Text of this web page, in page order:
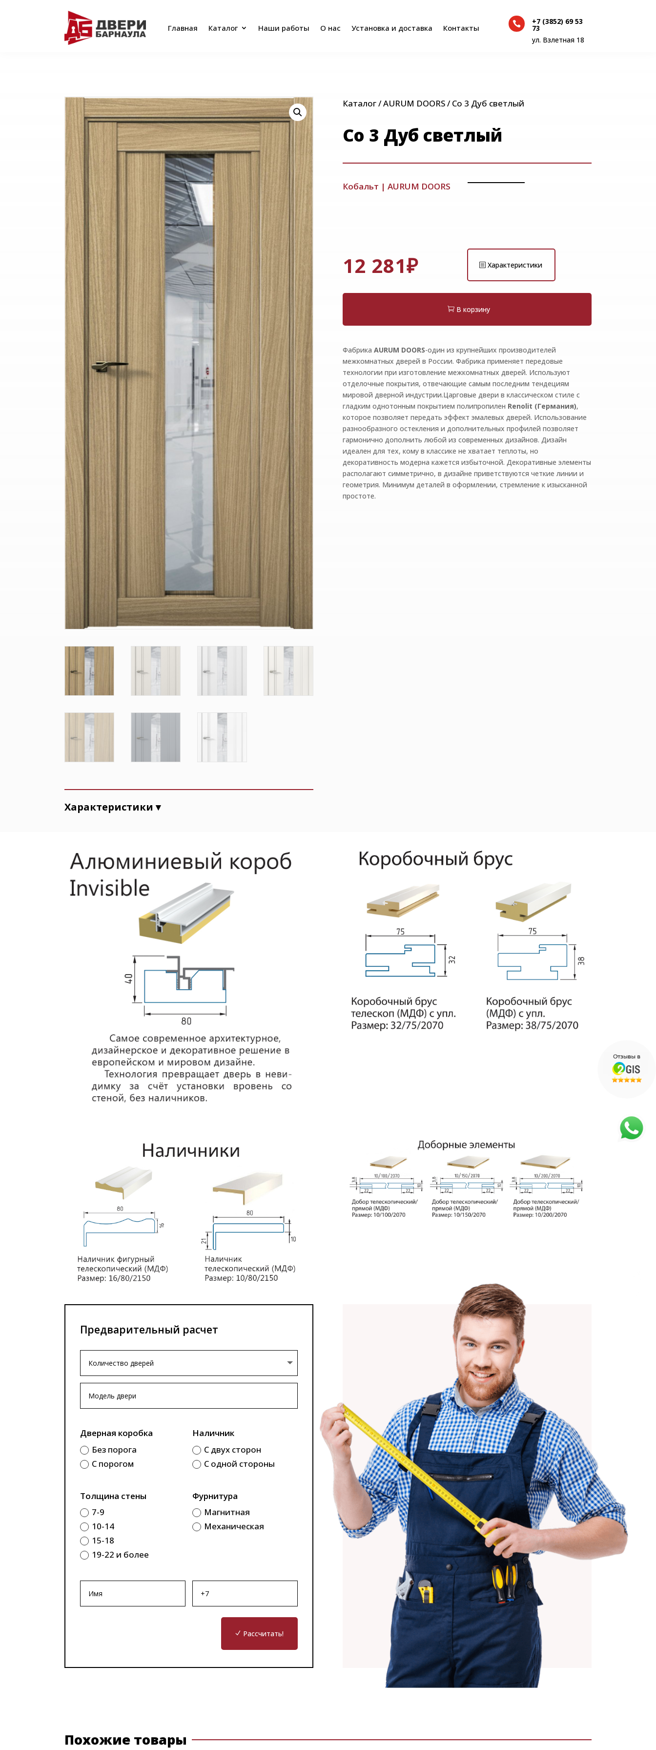
Главная Каталог Наши работы О нас Установка и доставка Контакты  +7 (3852) 69 53
73
ул. Взлетная 18
Наши работы 
73
Характеристики ▾
Каталог/AURUM DOORS/ Со 3 Дуб светлый
Со 3 Дуб светлый
Кобальт | AURUM DOORS
12 281₽ Характеристики
В корзину
Фабрика AURUM DOORS-один из крупнейших производителей
межкомнатных дверей в России. Фабрика применяет передовые
технологии при изготовление межкомнатных дверей. Используют
отделочные покрытия, отвечающие самым последним тендециям
мировой дверной индустрии.Царговые двери в классическом стиле с
гладким однотонным покрытием полипропилен Renolit (Германия),
которое позволяет передать эффект эмалевых дверей. Использование
разнообразного остекления и дополнительных профилей позволяет
гармонично дополнить любой из современных дизайнов. Дизайн
идеален для тех, кому в классике не хватает теплоты, но
декоративность модерна кажется избыточной. Декоративные элементы
располагают симметрично, в дизайне приветствуются четкие линии и
геометрия. Минимум деталей в оформлении, стремление к изысканной
простоте.
Предварительный расчет
Дверная коробка
Без порога
С порогом
Наличник
С двух сторон
С одной стороны
Толщина стены
7-9
10-14
15-18
19-22 и более
Фурнитура
Магнитная
Механическая
Рассчитать!
Похожие товары